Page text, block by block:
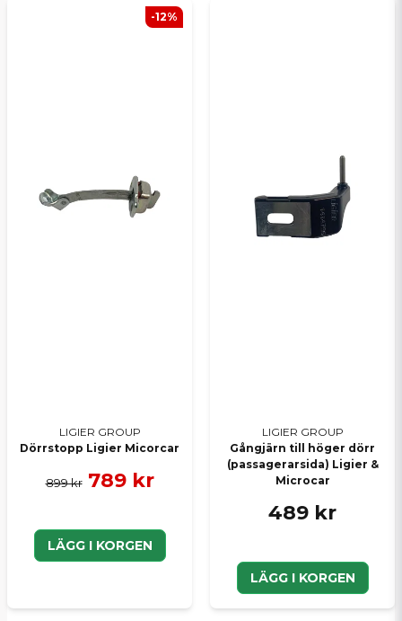
LIGIER GROUP
Dörrstopp Ligier Micorcar
899 kr 789 kr
LÄGG I KORGEN
-12%
LIGIER GROUP
Gångjärn till höger dörr
(passagerarsida) Ligier &
Microcar
489 kr
LÄGG I KORGEN